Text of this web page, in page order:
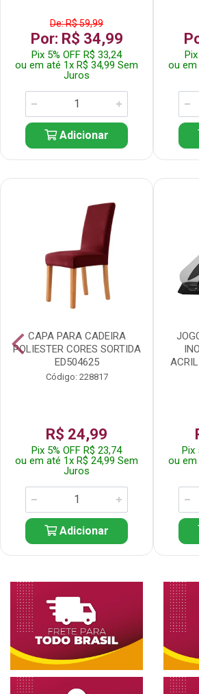
De: R$ 59,99
Por: R$ 34,99
Pix 5% OFF R$ 33,24
ou em até 1x R$ 34,99 Sem
Juros
Adicionar
ou em
CAPA PARA CADEIRA
POLIESTER CORES SORTIDA
ED504625
Código: 228817
R$ 24,99
Pix 5% OFF R$ 23,74
ou em até 1x R$ 24,99 Sem
Juros
Adicionar
Pix
ou em